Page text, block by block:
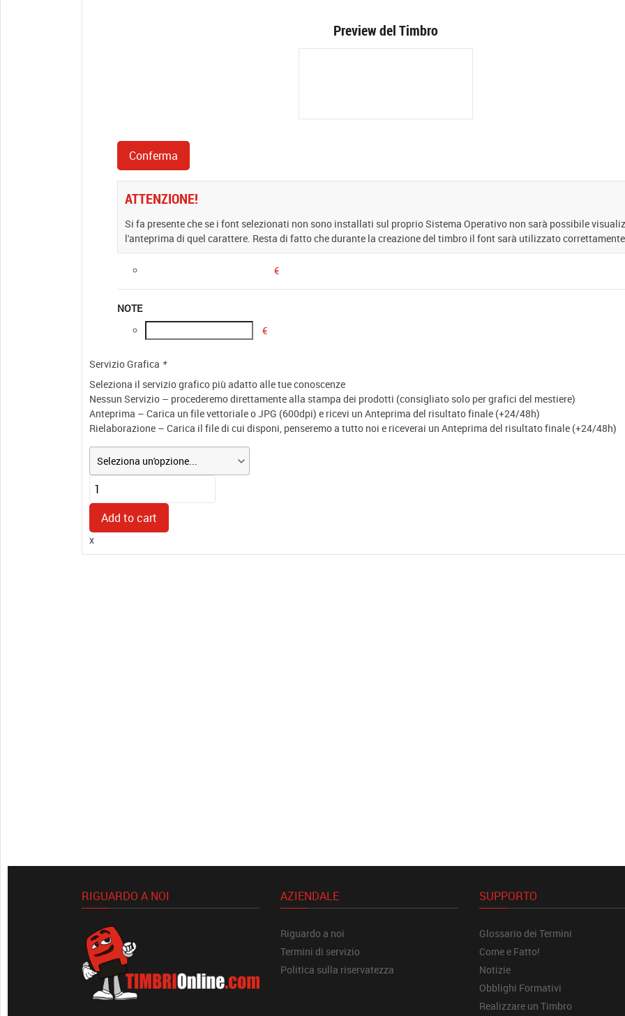
Preview del Timbro
ATTENZIONE!
Si fa presente che se i font selezionati non sono installati sul proprio Sistema Operativo non sarà possibile
l'anteprima di quel carattere. Resta di fatto che durante la creazione del timbro il font sarà utilizzato
€
NOTE
€
Servizio Grafica *
Seleziona il servizio grafico più adatto alle tue conoscenze
Nessun Servizio – procederemo direttamente alla stampa dei prodotti (consigliato solo per grafici del mestiere)
Anteprima – Carica un file vettoriale o JPG (600dpi) e ricevi un Anteprima del risultato finale (+24/48h)
Rielaborazione – Carica il file di cui disponi, penseremo a tutto noi e riceverai un Anteprima del risultato finale (+24/48h)
KIT
3PR40
quantity
Add to cart
x
RIGUARDO A NOI AZIENDALE
Riguardo a noi
Termini di servizio
Politica sulla riservatezza
SUPPORTO
Glossario dei Termini
Come e Fatto!
Notizie
Obblighi Formativi
Realizzare un Timbro